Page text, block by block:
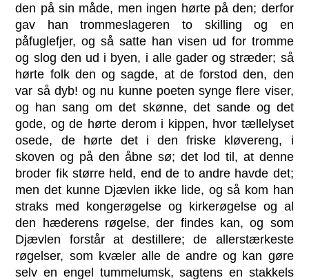
den på sin måde, men ingen hørte på den; derfor
gav han trommeslageren to skilling og en
påfuglefjer, og så satte han visen ud for tromme
og slog den ud i byen, i alle gader og stræder; så
hørte folk den og sagde, at de forstod den, den
var så dyb! og nu kunne poeten synge flere viser,
og han sang om det skønne, det sande og det
gode, og de hørte derom i kippen, hvor tællelyset
osede, de hørte det i den friske kløvereng, i
skoven og på den åbne sø; det lod til, at denne
broder fik større held, end de to andre havde det;
men det kunne Djævlen ikke lide, og så kom han
straks med kongerøgelse og kirkerøgelse og al
den hæderens røgelse, der findes kan, og som
Djævlen forstår at destillere; de allerstærkeste
røgelser, som kvæler alle de andre og kan gøre
selv en engel tummelumsk, sagtens en stakkels